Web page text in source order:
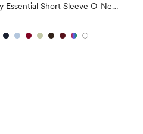
My Essential Short Sleeve O-Neck Tee